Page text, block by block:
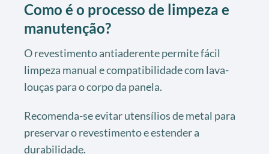
Como é o processo de limpeza e
manutenção?
O revestimento antiaderente permite fácil
limpeza manual e compatibilidade com lava-
louças para o corpo da panela.
Recomenda-se evitar utensílios de metal para
preservar o revestimento e estender a
durabilidade.